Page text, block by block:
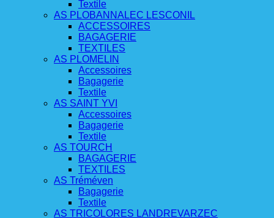
Textile
AS PLOBANNALEC LESCONIL
ACCESSOIRES
BAGAGERIE
TEXTILES
AS PLOMELIN
Accessoires
Bagagerie
Textile
AS SAINT YVI
Accessoires
Bagagerie
Textile
AS TOURCH
BAGAGERIE
TEXTILES
AS Tréméven
Bagagerie
Textile
AS TRICOLORES LANDREVARZEC